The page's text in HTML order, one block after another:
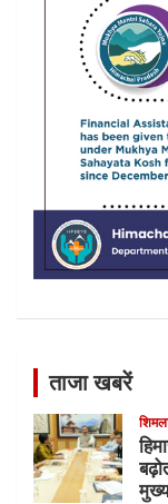
ताजा खबरें